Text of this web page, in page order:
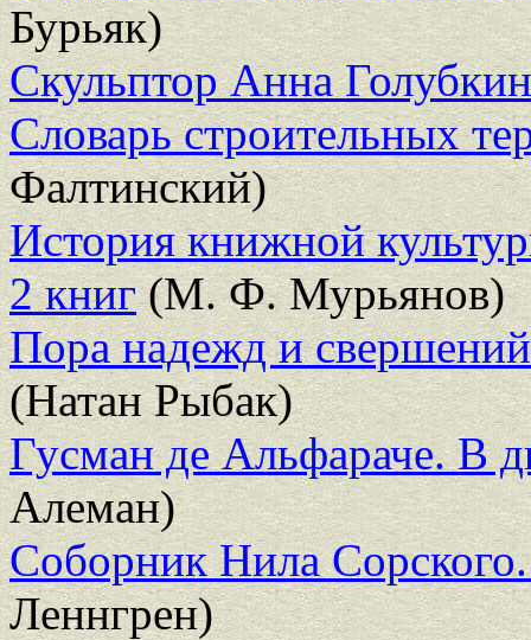
Бурьяк)
Скульптор Анна
Словарь строительных
Фалтинский)
История книжной
2 книг(М. Ф. Мурьянов)
Пора надежд и
(Натан Рыбак)
Гусман де Альфараче. В
Алеман)
Соборник Нила Сорского.
Леннгрен)